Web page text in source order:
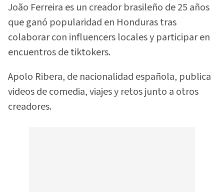
João Ferreira es un creador brasileño de 25 años
que ganó popularidad en Honduras tras
colaborar con influencers locales y participar en
encuentros de tiktokers.
Apolo Ribera, de nacionalidad española, publica
videos de comedia, viajes y retos junto a otros
creadores.